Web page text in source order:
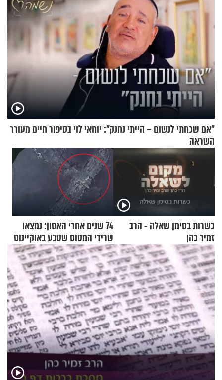
"אם שכחתי לנשום – הייתי נחנק": יוחאי לוי בסיפור חיים מעורר
השראה
כשרות בסימן שאלה - הרב
זמיר כהן
74 שנים אחרי האסון: נמצאו
שרידי המטוס שטבע באוקיינוס
עם עשרות נוסעים